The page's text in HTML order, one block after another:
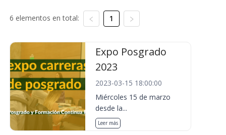
6 elementos en total: 1
Expo Posgrado
2023
2023-03-15 18:00:00
Miércoles 15 de marzo
desde la...
Leer más